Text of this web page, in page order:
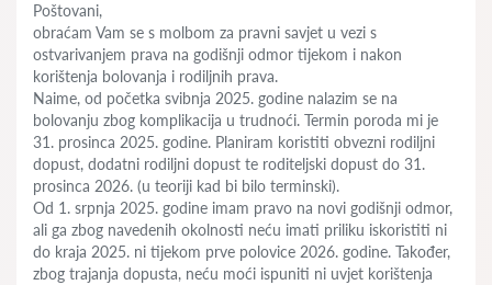
Poštovani,
obraćam Vam se s molbom za pravni savjet u vezi s
ostvarivanjem prava na godišnji odmor tijekom i nakon
korištenja bolovanja i rodiljnih prava.
Naime, od početka svibnja 2025. godine nalazim se na
bolovanju zbog komplikacija u trudnoći. Termin poroda mi je
31. prosinca 2025. godine. Planiram koristiti obvezni rodiljni
dopust, dodatni rodiljni dopust te roditeljski dopust do 31.
prosinca 2026. (u teoriji kad bi bilo terminski).
Od 1. srpnja 2025. godine imam pravo na novi godišnji odmor,
ali ga zbog navedenih okolnosti neću imati priliku iskoristiti ni
do kraja 2025. ni tijekom prve polovice 2026. godine. Također,
zbog trajanja dopusta, neću moći ispuniti ni uvjet korištenja